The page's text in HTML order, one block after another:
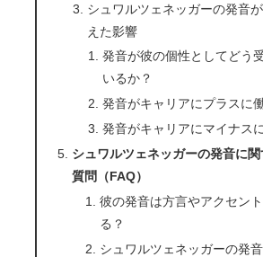
シュワルツェネッガーの発音
えた影響
発音が彼の個性としてどう
いるか？
発音がキャリアにプラスに
発音がキャリアにマイナス
シュワルツェネッガーの発音に
質問（FAQ）
彼の発音は方言やアクセン
る？
シュワルツェネッガーの発